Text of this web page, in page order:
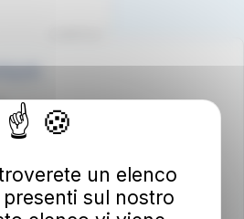
(FI)
parlaconat
un elenco
sul nostro